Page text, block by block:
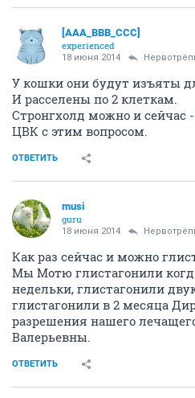
[AAA_BBB_CCC]
experienced
18 июня 2014
У кошки они будут изъяты
И расселены по 2 клеткам.
Стронгхолд можно и сейчас
ЦВК с этим вопросом.
ОТВЕТИТЬ
musi
guru
18 июня 2014
Как раз сейчас и можно
Мы Мотю глистагонили
недельки, глистагонили
глистагонили в 2 месяца
разрешения нашего
Валерьевны.
ОТВЕТИТЬ